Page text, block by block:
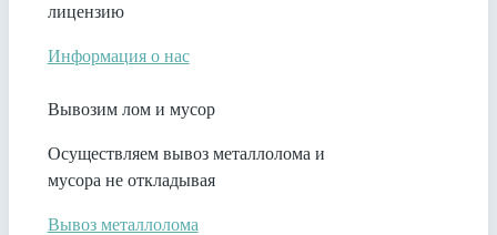
лицензию
Информация о нас
Вывозим лом и мусор
Осуществляем вывоз металлолома и
мусора не откладывая
Вывоз металлолома